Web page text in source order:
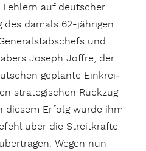
Fehlern auf deutscher
des damals 62-jährigen
und
Joseph Joffre, der
geplante Ein­krei­
stra­te­gischen Rück­zug
diesem Erfolg wurde ihm
über die Streitkräfte
Wegen nun